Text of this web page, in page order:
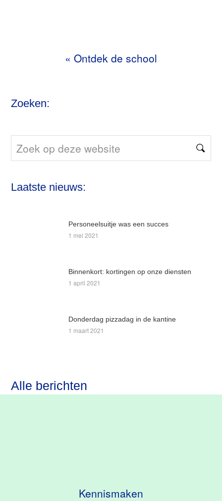
« Ontdek de school
Zoeken:
Zoek
op
Laatste nieuws:
Personeelsuitje was een succes
1 mei 2021
Binnenkort: kortingen op onze diensten
1 april 2021
Donderdag pizzadag in de kantine
1 maart 2021
Alle berichten
Kennismaken